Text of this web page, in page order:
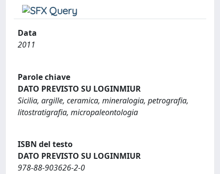
Data
2011
Parole chiave
DATO PREVISTO SU LOGINMIUR
Sicilia, argille, ceramica, mineralogia, petrografia,
litostratigrafia, micropaleontologia
ISBN del testo
DATO PREVISTO SU LOGINMIUR
978-88-903626-2-0